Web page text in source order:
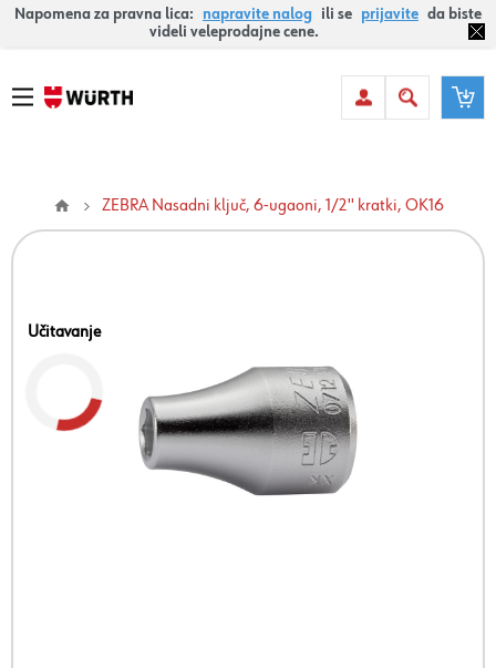
Napomena za pravna lica: napravite nalog ili se prijavite da biste
videli veleprodajne cene.
ZEBRA Nasadni ključ, 6-ugaoni, 1/2'' kratki, OK16
Učitavanje